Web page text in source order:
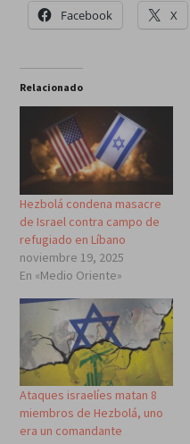
Facebook X
Relacionado
Hezbolá condena masacre
de Israel contra campo de
refugiado en Líbano
noviembre 19, 2025
En «Medio Oriente»
Ataques israelíes matan 8
miembros de Hezbolá, uno
era un comandante